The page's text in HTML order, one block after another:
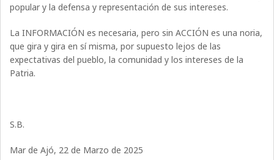
popular y la defensa y representación de sus intereses.
La INFORMACIÓN es necesaria, pero sin ACCIÓN es una noria,
que gira y gira en sí misma, por supuesto lejos de las
expectativas del pueblo, la comunidad y los intereses de la
Patria.
S.B.
Mar de Ajó, 22 de Marzo de 2025